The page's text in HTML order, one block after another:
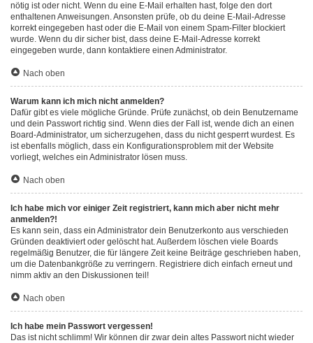
nötig ist oder nicht. Wenn du eine E-Mail erhalten hast, folge den dort
enthaltenen Anweisungen. Ansonsten prüfe, ob du deine E-Mail-Adresse
korrekt eingegeben hast oder die E-Mail von einem Spam-Filter blockiert
wurde. Wenn du dir sicher bist, dass deine E-Mail-Adresse korrekt
eingegeben wurde, dann kontaktiere einen Administrator.
Nach oben
Warum kann ich mich nicht anmelden?
Dafür gibt es viele mögliche Gründe. Prüfe zunächst, ob dein Benutzername
und dein Passwort richtig sind. Wenn dies der Fall ist, wende dich an einen
Board-Administrator, um sicherzugehen, dass du nicht gesperrt wurdest. Es
ist ebenfalls möglich, dass ein Konfigurationsproblem mit der Website
vorliegt, welches ein Administrator lösen muss.
Nach oben
Ich habe mich vor einiger Zeit registriert, kann mich aber nicht mehr
anmelden?!
Es kann sein, dass ein Administrator dein Benutzerkonto aus verschieden
Gründen deaktiviert oder gelöscht hat. Außerdem löschen viele Boards
regelmäßig Benutzer, die für längere Zeit keine Beiträge geschrieben haben,
um die Datenbankgröße zu verringern. Registriere dich einfach erneut und
nimm aktiv an den Diskussionen teil!
Nach oben
Ich habe mein Passwort vergessen!
Das ist nicht schlimm! Wir können dir zwar dein altes Passwort nicht wieder